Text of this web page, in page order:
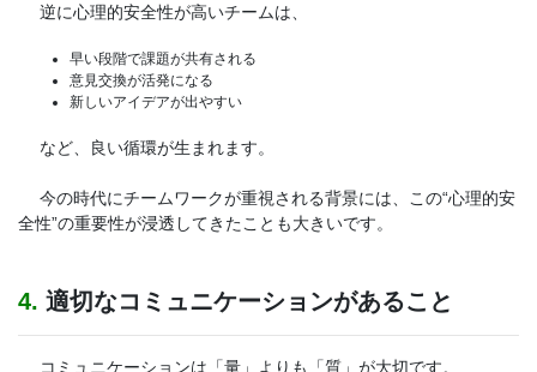
逆に心理的安全性が高いチームは、
早い段階で課題が共有される
意見交換が活発になる
新しいアイデアが出やすい
など、良い循環が生まれます。
今の時代にチームワークが重視される背景には、この“心理的安
全性”の重要性が浸透してきたことも大きいです。
4. 適切なコミュニケーションがあること
コミュニケーションは「量」よりも「質」が大切です。